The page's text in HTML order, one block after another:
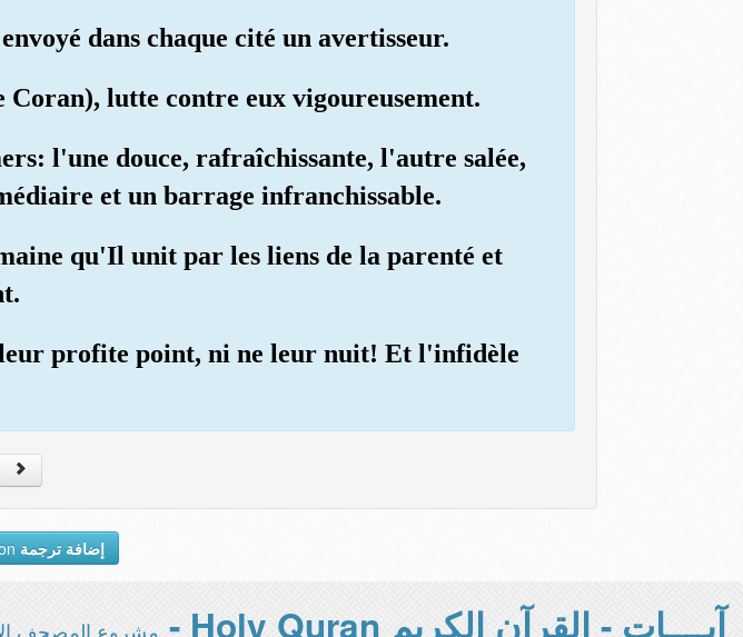
dans chaque cité un avertisseur.
Coran), lutte contre eux vigoureusement.
l'une douce, rafraîchissante, l'autre salée,
et un barrage infranchissable.
qu'Il unit par les liens de la parenté et
profite point, ni ne leur nuit! Et l'infidèle
إضافة ترجمة
آيــــات - القرآن الكريم Holy Quran - مشروع المصحف